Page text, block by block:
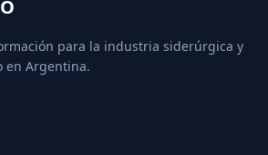
para la industria siderúrgica y
en Argentina.